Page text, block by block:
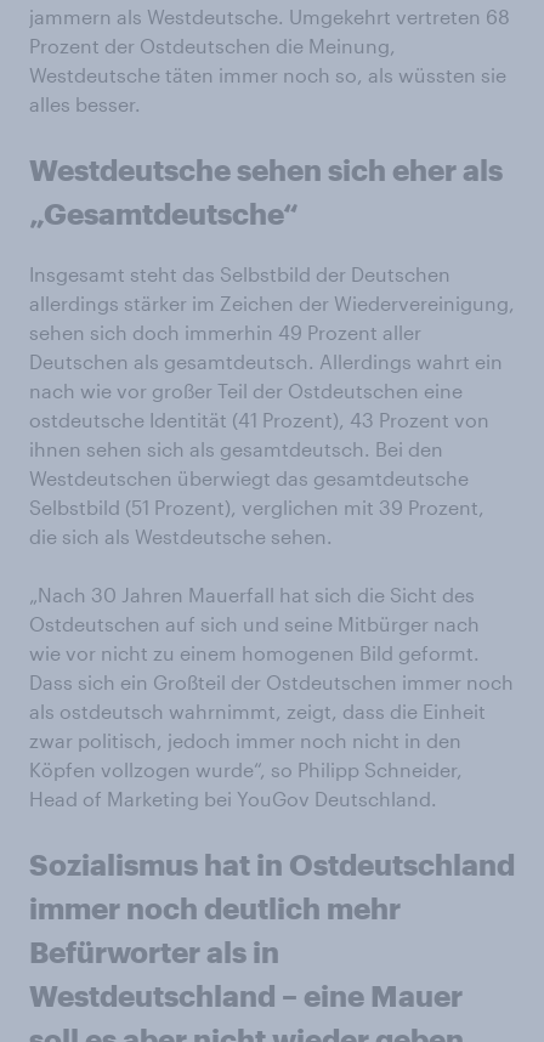
jammern als Westdeutsche. Umgekehrt vertreten 68
Prozent der Ostdeutschen die Meinung,
Westdeutsche täten immer noch so, als wüssten sie
alles besser.
Westdeutsche sehen sich eher als
„Gesamtdeutsche“
Insgesamt steht das Selbstbild der Deutschen
allerdings stärker im Zeichen der Wiedervereinigung,
sehen sich doch immerhin 49 Prozent aller
Deutschen als gesamtdeutsch. Allerdings wahrt ein
nach wie vor großer Teil der Ostdeutschen eine
ostdeutsche Identität (41 Prozent), 43 Prozent von
ihnen sehen sich als gesamtdeutsch. Bei den
Westdeutschen überwiegt das gesamtdeutsche
Selbstbild (51 Prozent), verglichen mit 39 Prozent,
die sich als Westdeutsche sehen.
„Nach 30 Jahren Mauerfall hat sich die Sicht des
Ostdeutschen auf sich und seine Mitbürger nach
wie vor nicht zu einem homogenen Bild geformt.
Dass sich ein Großteil der Ostdeutschen immer noch
als ostdeutsch wahrnimmt, zeigt, dass die Einheit
zwar politisch, jedoch immer noch nicht in den
Köpfen vollzogen wurde“, so Philipp Schneider,
Head of Marketing bei YouGov Deutschland.
Sozialismus hat in Ostdeutschland
immer noch deutlich mehr
Befürworter als in
Westdeutschland – eine Mauer